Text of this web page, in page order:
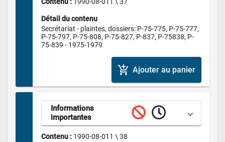
Détail du contenu
Secrétariat - plaintes, dossiers: P-75-775, P-75-777,
P-75-797, P-75-808, P-75-827, P-837, P-75838, P-
75-839 - 1975-1979
add_shopping_cart Ajouter au panier
Informations
importantes
Contenu : 1990-08-011 \ 38